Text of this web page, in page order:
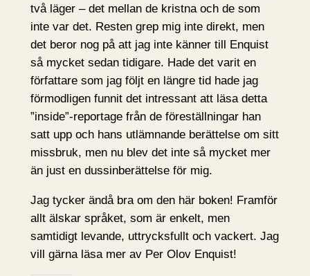
två läger – det mellan de kristna och de som
inte var det. Resten grep mig inte direkt, men
det beror nog på att jag inte känner till Enquist
så mycket sedan tidigare. Hade det varit en
författare som jag följt en längre tid hade jag
förmodligen funnit det intressant att läsa detta
”inside”-reportage från de föreställningar han
satt upp och hans utlämnande berättelse om sitt
missbruk, men nu blev det inte så mycket mer
än just en dussinberättelse för mig.
Jag tycker ändå bra om den här boken! Framför
allt älskar språket, som är enkelt, men
samtidigt levande, uttrycksfullt och vackert. Jag
vill gärna läsa mer av Per Olov Enquist!